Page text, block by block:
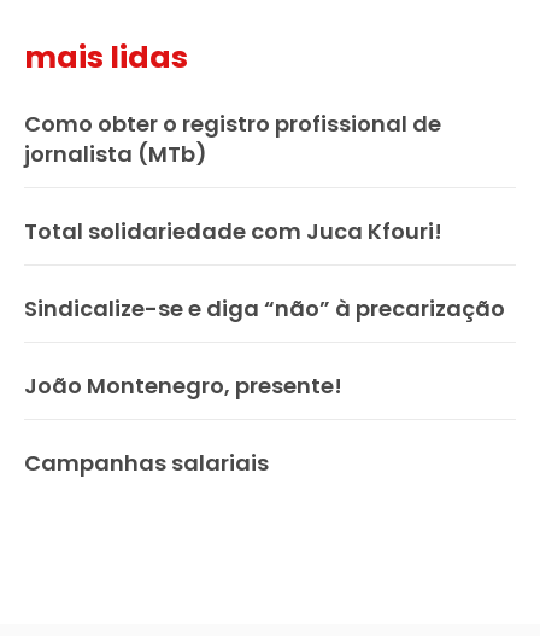
mais lidas
Como obter o registro profissional de
jornalista (MTb)
Total solidariedade com Juca Kfouri!
Sindicalize-se e diga “não” à precarização
João Montenegro, presente!
Campanhas salariais